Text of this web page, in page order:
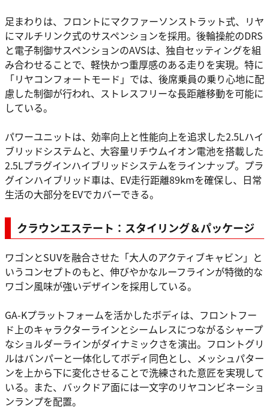
足まわりは、フロントにマクファーソンストラット式、リヤ
にマルチリンク式のサスペンションを採用。後輪操舵のDRS
と電子制御サスペンションのAVSは、独自セッティングを組
み合わせることで、軽快かつ重厚感のある走りを実現。特に
「リヤコンフォートモード」では、後席乗員の乗り心地に配
慮した制御が行われ、ストレスフリーな長距離移動を可能に
している。
パワーユニットは、効率向上と性能向上を追求した2.5Lハイ
ブリッドシステムと、大容量リチウムイオン電池を搭載した
2.5Lプラグインハイブリッドシステムをラインナップ。プラ
グインハイブリッド車は、EV走行距離89kmを確保し、日常
生活の大部分をEVでカバーできる。
クラウンエステート：スタイリング＆パッケージ
ワゴンとSUVを融合させた「大人のアクティブキャビン」と
いうコンセプトのもと、伸びやかなルーフラインが特徴的な
ワゴン風味が強いデザインを採用している。
GA-Kプラットフォームを活かしたボディは、フロントフー
ド上のキャラクターラインとシームレスにつながるシャープ
なショルダーラインがダイナミックさを演出。フロントグリ
ルはバンパーと一体化してボディ同色とし、メッシュパター
ンを上から下に変化させることで洗練された意匠を実現して
いる。また、バックドア面には一文字のリヤコンビネーショ
ンランプを配置。